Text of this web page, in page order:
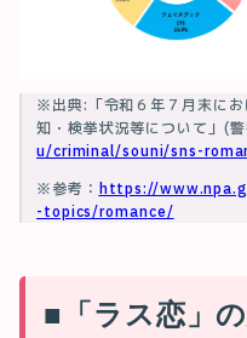
※出典:「令和６年７月末に
知・検挙状況等について」(
u/criminal/souni/sns-
※参考： https://
-topics/romance/
■「ラス恋」